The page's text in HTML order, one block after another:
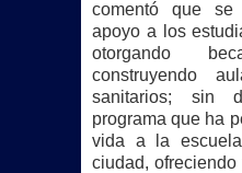
comentó que
apoyo a los
otorgando
construyendo
sanitarios; sin
programa que ha
vida a la
ciudad, ofreciendo